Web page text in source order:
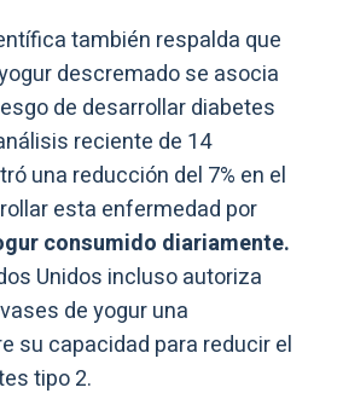
también respalda que
descremado se asocia
de desarrollar diabetes
reciente de 14
una reducción del 7% en el
esta enfermedad por
consumido diariamente.
Unidos incluso autoriza
de yogur una
su capacidad para reducir el
tipo 2.